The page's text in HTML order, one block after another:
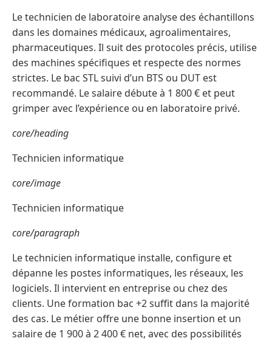
Le technicien de laboratoire analyse des échantillons
dans les domaines médicaux, agroalimentaires,
pharmaceutiques. Il suit des protocoles précis, utilise
des machines spécifiques et respecte des normes
strictes. Le bac STL suivi d’un BTS ou DUT est
recommandé. Le salaire débute à 1 800 € et peut
grimper avec l’expérience ou en laboratoire privé.
core/heading
Technicien informatique
core/image
Technicien informatique
core/paragraph
Le technicien informatique installe, configure et
dépanne les postes informatiques, les réseaux, les
logiciels. Il intervient en entreprise ou chez des
clients. Une formation bac +2 suffit dans la majorité
des cas. Le métier offre une bonne insertion et un
salaire de 1 900 à 2 400 € net, avec des possibilités